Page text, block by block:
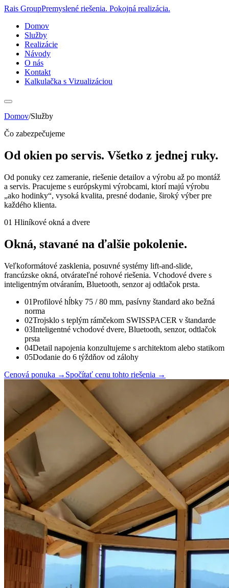
Rais GroupPremyslené riešenia. Pokojná realizácia.
Domov
Služby
Realizácie
Návody
O nás
Kontakt
Kalkulačka s Vizualizáciou
Domov/Služby
Čo zabezpečujeme
Od okien po servis. Všetko z jednej ruky.
Od ponuky cez zameranie, riešenie detailov a výrobu až po montáž
a servis. Pracujeme s európskymi výrobcami, ktorí majú výrobu
„ako hodinky“, vysoká kvalita, presné dodanie, široký výber pre
každého klienta.
01 Hliníkové okná a dvere
Okná, stavané na ďalšie pokolenie.
Veľkoformátové zasklenia, posuvné systémy lift-and-slide,
francúzske okná, otvárateľné rohové riešenia. Vchodové dvere s
inteligentným otváraním, Bluetooth, senzor aj odtlačok prsta.
01Profilové hĺbky 75 / 80 mm, pasívny štandard ako bežná
norma
02Trojsklo s teplým rámčekom SWISSPACER v štandarde
03Inteligentné vchodové dvere, Bluetooth, senzor, odtlačok
prsta
04Detail napojenia konzultujeme s architektom alebo statikom
05Dodanie do 6 týždňov od zálohy
Cenová ponuka → Spočítať cenu tohto riešenia →